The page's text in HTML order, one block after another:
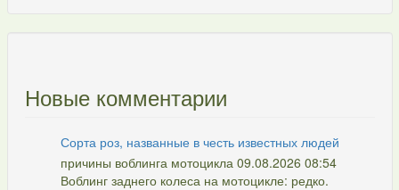
Новые комментарии
Сорта роз, названные в честь известных людей
причины воблинга мотоцикла 09.08.2026 08:54
Воблинг заднего колеса на мотоцикле: редко.